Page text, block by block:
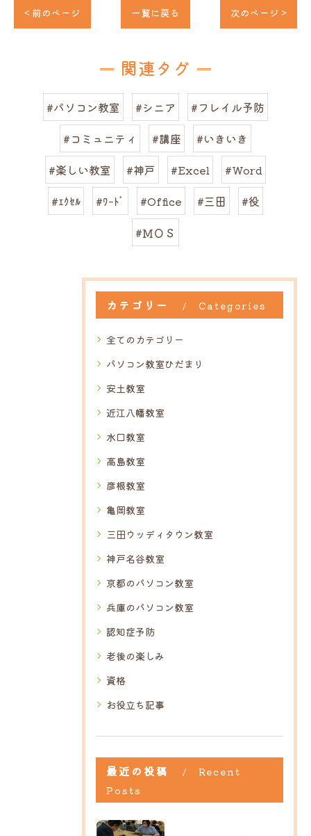
< 前のページ 一覧に戻る 次のページ >
関連タグ
#パソコン教室 #シニア
#フレイル予防
#コミュニティ
#講座
#いきいき
#楽しい教室
#神戸 #Excel
#Word
#ｴｸｾﾙ
#ﾜｰﾄﾞ #Office #三田
#役
#ＭＯＳ
カテゴリー Categories
全てのカテゴリー
パソコン教室ひだまり
安土教室
近江八幡教室
水口教室
高島教室
彦根教室
亀岡教室
三田ウッディタウン教室
神戸名谷教室
京都のパソコン教室
兵庫のパソコン教室
認知症予防
老後の楽しみ
資格
お役立ち記事
最近の投稿
Recent
Posts